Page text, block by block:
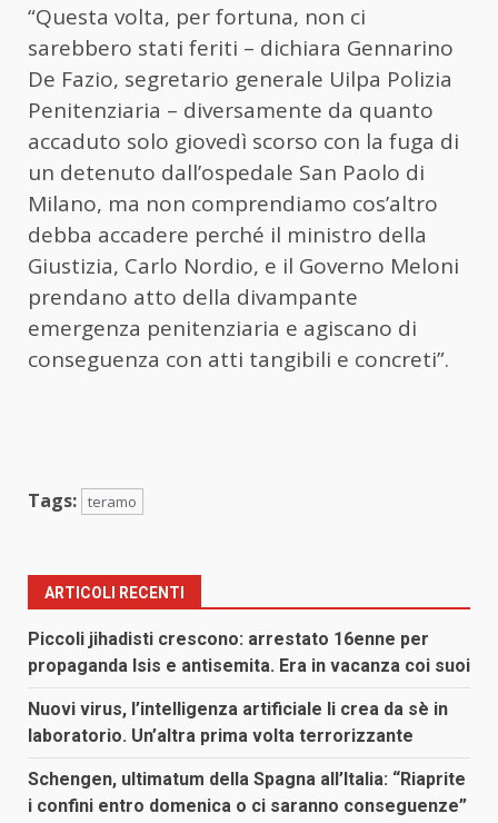
“Questa volta, per fortuna, non ci
sarebbero stati feriti – dichiara Gennarino
De Fazio, segretario generale Uilpa Polizia
Penitenziaria – diversamente da quanto
accaduto solo giovedì scorso con la fuga di
un detenuto dall’ospedale San Paolo di
Milano, ma non comprendiamo cos’altro
debba accadere perché il ministro della
Giustizia, Carlo Nordio, e il Governo Meloni
prendano atto della divampante
emergenza penitenziaria e agiscano di
conseguenza con atti tangibili e concreti”.
Tags: teramo
ARTICOLI RECENTI
Piccoli jihadisti crescono: arrestato 16enne per
propaganda Isis e antisemita. Era in vacanza coi suoi
Nuovi virus, l’intelligenza artificiale li crea da sè in
laboratorio. Un’altra prima volta terrorizzante
Schengen, ultimatum della Spagna all’Italia: “Riaprite
i confini entro domenica o ci saranno conseguenze”